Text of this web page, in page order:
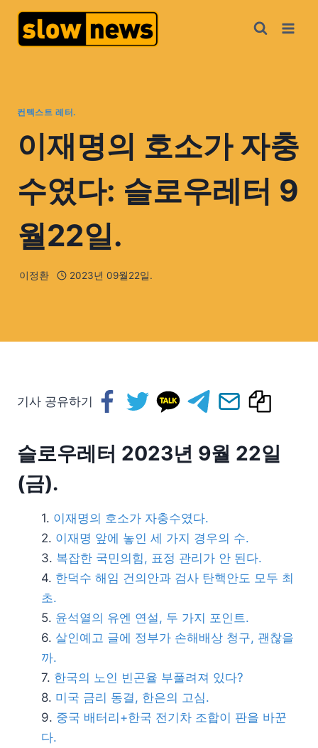
컨텍스트 레터.
이재명의 호소가 자충
수였다: 슬로우레터 9
월22일.
이정환 2023년 09월22일.
기사 공유하기
슬로우레터 2023년 9월 22일
(금).
이재명의 호소가 자충수였다.
이재명 앞에 놓인 세 가지 경우의 수.
복잡한 국민의힘, 표정 관리가 안 된다.
한덕수 해임 건의안과 검사 탄핵안도 모두 최
초.
윤석열의 유엔 연설, 두 가지 포인트.
살인예고 글에 정부가 손해배상 청구, 괜찮을
까.
한국의 노인 빈곤율 부풀려져 있다?
미국 금리 동결, 한은의 고심.
중국 배터리+한국 전기차 조합이 판을 바꾼
다.